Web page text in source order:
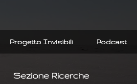
Progetto Invisibili Podcast
Sezione Ricerche